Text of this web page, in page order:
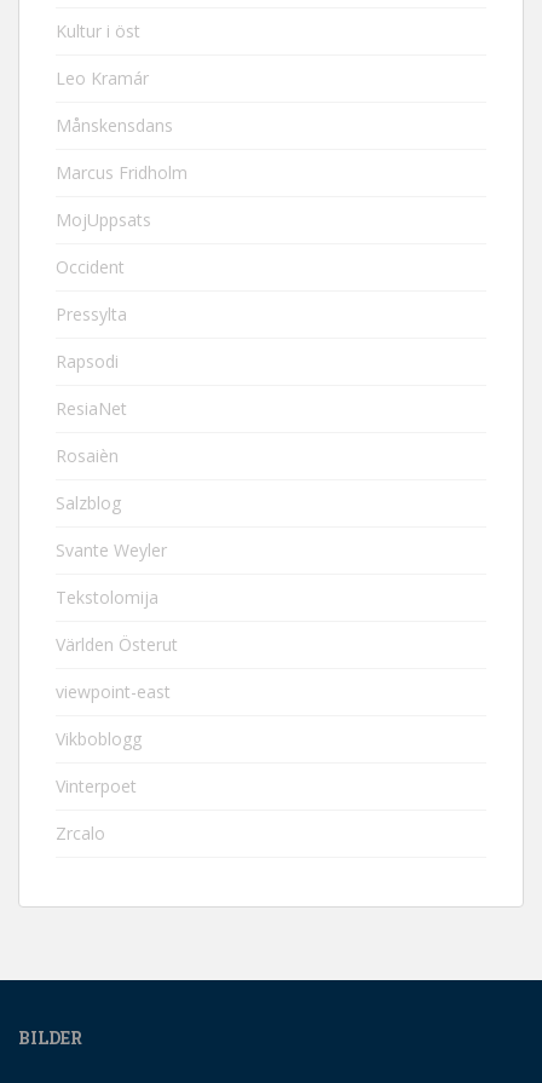
Kultur i öst
Leo Kramár
Månskensdans
Marcus Fridholm
MojUppsats
Occident
Pressylta
Rapsodi
ResiaNet
Rosaièn
Salzblog
Svante Weyler
Tekstolomija
Världen Österut
viewpoint-east
Vikboblogg
Vinterpoet
Zrcalo
BILDER